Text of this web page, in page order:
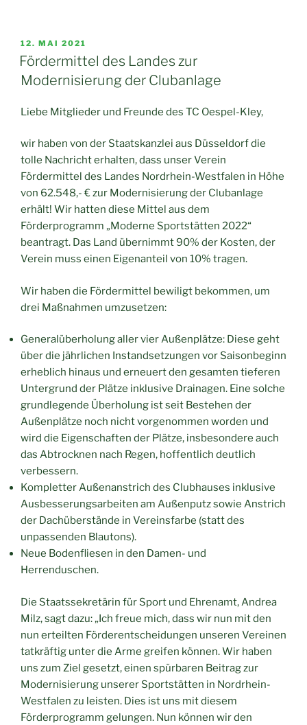
VERÖFFENTLICHT
AM
12. MAI 2021
Fördermittel des Landes zur
Modernisierung der Clubanlage
Liebe Mitglieder und Freunde des TC Oespel-Kley,
wir haben von der Staatskanzlei aus Düsseldorf die
tolle Nachricht erhalten, dass unser Verein
Fördermittel des Landes Nordrhein-Westfalen in Höhe
von 62.548,- € zur Modernisierung der Clubanlage
erhält! Wir hatten diese Mittel aus dem
Förderprogramm „Moderne Sportstätten 2022“
beantragt. Das Land übernimmt 90% der Kosten, der
Verein muss einen Eigenanteil von 10% tragen.
Wir haben die Fördermittel bewiligt bekommen, um
drei Maßnahmen umzusetzen:
Generalüberholung aller vier Außenplätze: Diese geht
über die jährlichen Instandsetzungen vor Saisonbeginn
erheblich hinaus und erneuert den gesamten tieferen
Untergrund der Plätze inklusive Drainagen. Eine solche
grundlegende Überholung ist seit Bestehen der
Außenplätze noch nicht vorgenommen worden und
wird die Eigenschaften der Plätze, insbesondere auch
das Abtrocknen nach Regen, hoffentlich deutlich
verbessern.
Kompletter Außenanstrich des Clubhauses inklusive
Ausbesserungsarbeiten am Außenputz sowie Anstrich
der Dachüberstände in Vereinsfarbe (statt des
unpassenden Blautons).
Neue Bodenfliesen in den Damen- und
Herrenduschen.
Die Staatssekretärin für Sport und Ehrenamt, Andrea
Milz, sagt dazu: „Ich freue mich, dass wir nun mit den
nun erteilten Förderentscheidungen unseren Vereinen
tatkräftig unter die Arme greifen können. Wir haben
uns zum Ziel gesetzt, einen spürbaren Beitrag zur
Modernisierung unserer Sportstätten in Nordrhein-
Westfalen zu leisten. Dies ist uns mit diesem
Förderprogramm gelungen. Nun können wir den